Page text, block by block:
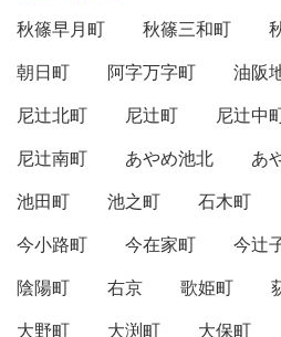
秋篠早月町
秋篠三和町
朝日町
阿字万字町 油阪
尼辻北町
尼辻町 尼辻中
尼辻南町
あやめ池北 あ
池田町
池之町 石木町
今小路町
今在家町 今辻
陰陽町
右京 歌姫町
大野町
大渕町 大保町